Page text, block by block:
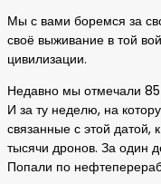
Мы с вами боремся за
своё выживание в той
цивилизации.
Недавно мы отмечали
И за ту неделю, на
связанные с этой
тысячи дронов. За один
Попали по